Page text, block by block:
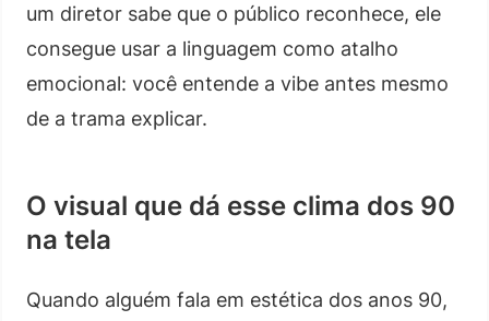
um diretor sabe que o público reconhece, ele
consegue usar a linguagem como atalho
emocional: você entende a vibe antes mesmo
de a trama explicar.
O visual que dá esse clima dos 90
na tela
Quando alguém fala em estética dos anos 90,